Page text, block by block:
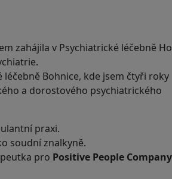
zahájila v Psychiatrické léčebně
Bohnice, kde jsem čtyři roky
a dorostového psychiatrického
praxi.
soudní znalkyně.
pro Positive People Company